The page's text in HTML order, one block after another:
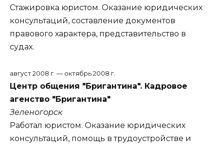
Стажировка юристом. Оказание юридических
консультаций, составление документов
правового характера, представительство в
судах.
август 2008 г. — октябрь 2008 г.
Центр общения "Бригантина". Кадровое
агенство "Бригантина"
Зеленогорск
Работал юристом. Оказание юридических
консультаций, помощь в трудоустройстве и